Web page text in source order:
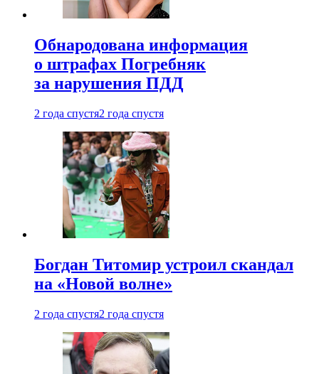
Обнародована информация
о штрафах Погребняк
за нарушения ПДД
2 года спустя2 года спустя
Богдан Титомир устроил скандал
на «Новой волне»
2 года спустя2 года спустя